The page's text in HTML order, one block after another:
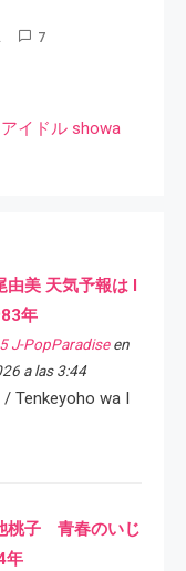
7
イドル showa
由美 天気予報は I
年
J-PopParadiseen
a las 3:44
Tenkeyoho wa I
桃子 青春のいじ
年